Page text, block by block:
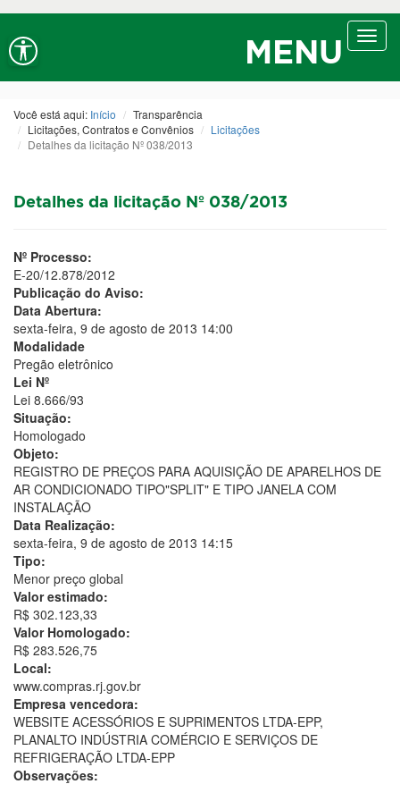
Ir ao conteúdo Alt+1 Ir ao menu Alt+2 Ir à busca Alt+3
A-Diminuir fonte MENU
Você está aqui: Início
Transparência
Licitações, Contratos e Convênios
Licitações
Detalhes da licitação Nº 038/2013
Detalhes da licitação Nº 038/2013
Nº Processo:
E-20/12.878/2012
Publicação do Aviso:
Data Abertura:
sexta-feira, 9 de agosto de 2013 14:00
Modalidade
Pregão eletrônico
Lei Nº
Lei 8.666/93
Situação:
Homologado
Objeto:
REGISTRO DE PREÇOS PARA AQUISIÇÃO DE APARELHOS DE
AR CONDICIONADO TIPO"SPLIT" E TIPO JANELA COM
INSTALAÇÃO
Data Realização:
sexta-feira, 9 de agosto de 2013 14:15
Tipo:
Menor preço global
Valor estimado:
R$ 302.123,33
Valor Homologado:
R$ 283.526,75
Local:
www.compras.rj.gov.br
Empresa vencedora:
WEBSITE ACESSÓRIOS E SUPRIMENTOS LTDA-EPP,
PLANALTO INDÚSTRIA COMÉRCIO E SERVIÇOS DE
REFRIGERAÇÃO LTDA-EPP
Observações: